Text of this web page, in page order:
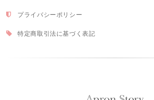
プライバシーポリシー
特定商取引法に基づく表記